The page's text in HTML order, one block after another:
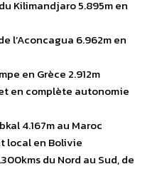
Kilimandjaro 5.895m en
l’Aconcagua 6.962m en
en Grèce 2.912m
en complète autonomie
4.167m au Maroc
local en Bolivie
du Nord au Sud, de